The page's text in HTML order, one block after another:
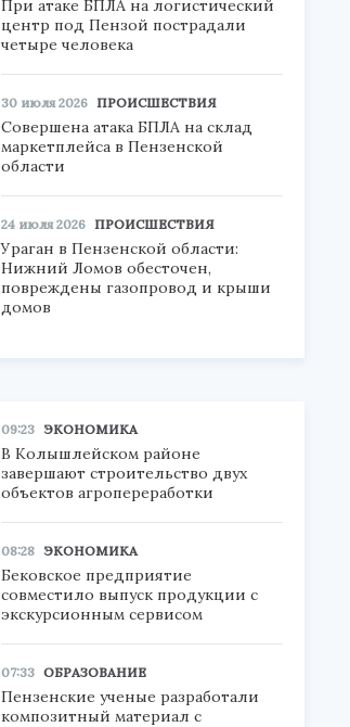
При атаке БПЛА на логистический
центр под Пензой пострадали
четыре человека
30 июля 2026 ПРОИСШЕСТВИЯ
Совершена атака БПЛА на склад
маркетплейса в Пензенской
области
24 июля 2026 ПРОИСШЕСТВИЯ
Ураган в Пензенской области:
Нижний Ломов обесточен,
повреждены газопровод и крыши
домов
09:23 ЭКОНОМИКА
В Колышлейском районе
завершают строительство двух
объектов агропереработки
08:28 ЭКОНОМИКА
Бековское предприятие
совместило выпуск продукции с
экскурсионным сервисом
07:33 ОБРАЗОВАНИЕ
Пензенские ученые разработали
композитный материал с